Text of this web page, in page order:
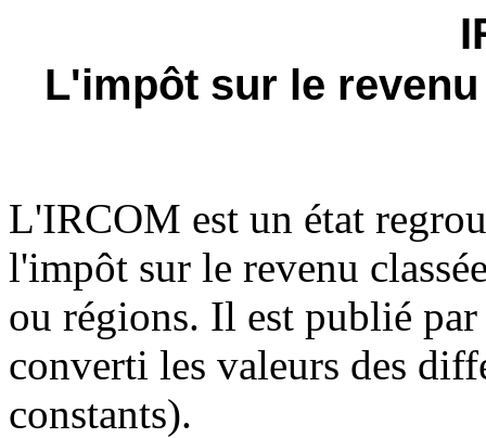
L'impôt sur le
L'IRCOM est un état
l'impôt sur le revenu
ou régions. Il est publié
converti les valeurs des
constants).